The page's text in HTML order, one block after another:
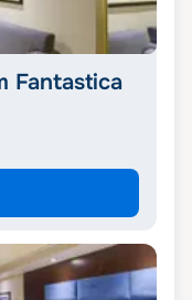
Fantastica